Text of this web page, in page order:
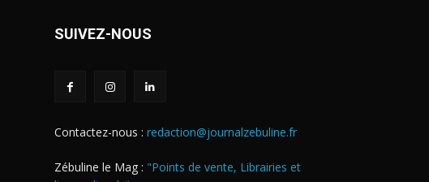
SUIVEZ-NOUS
Contactez-nous : redaction@journalzebuline.fr
Zébuline le Mag : "Points de vente, Librairies et